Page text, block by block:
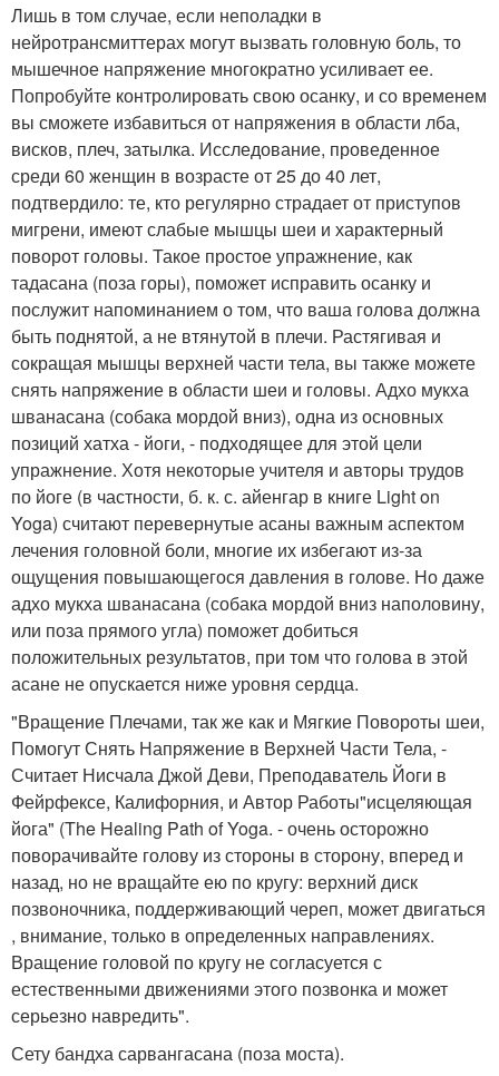
Лишь в том случае, если неполадки в
нейротрансмиттерах могут вызвать головную боль, то
мышечное напряжение многократно усиливает ее.
Попробуйте контролировать свою осанку, и со временем
вы сможете избавиться от напряжения в области лба,
висков, плеч, затылка. Исследование, проведенное
среди 60 женщин в возрасте от 25 до 40 лет,
подтвердило: те, кто регулярно страдает от приступов
мигрени, имеют слабые мышцы шеи и характерный
поворот головы. Такое простое упражнение, как
тадасана (поза горы), поможет исправить осанку и
послужит напоминанием о том, что ваша голова должна
быть поднятой, а не втянутой в плечи. Растягивая и
сокращая мышцы верхней части тела, вы также можете
снять напряжение в области шеи и головы. Адхо мукха
шванасана (собака мордой вниз), одна из основных
позиций хатха - йоги, - подходящее для этой цели
упражнение. Хотя некоторые учителя и авторы трудов
по йоге (в частности, б. к. с. айенгар в книге Light on
Yoga) считают перевернутые асаны важным аспектом
лечения головной боли, многие их избегают из-за
ощущения повышающегося давления в голове. Но даже
адхо мукха шванасана (собака мордой вниз наполовину,
или поза прямого угла) поможет добиться
положительных результатов, при том что голова в этой
асане не опускается ниже уровня сердца.
"Вращение Плечами, так же как и Мягкие Повороты шеи,
Помогут Снять Напряжение в Верхней Части Тела, -
Считает Нисчала Джой Деви, Преподаватель Йоги в
Фейрфексе, Калифорния, и Автор Работы"исцеляющая
йога" (The Healing Path of Yoga. - очень осторожно
поворачивайте голову из стороны в сторону, вперед и
назад, но не вращайте ею по кругу: верхний диск
позвоночника, поддерживающий череп, может двигаться
, внимание, только в определенных направлениях.
Вращение головой по кругу не согласуется с
естественными движениями этого позвонка и может
серьезно навредить".
Сету бандха сарвангасана (поза моста).